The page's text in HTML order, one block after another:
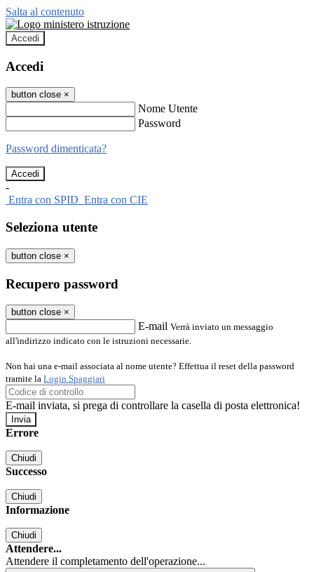
Salta al contenuto
Accedi
Accedi
button close ×
Nome Utente
Password
Password dimenticata?
-
Entra con SPID Entra con CIE
Seleziona utente
button close ×
Recupero password
button close ×
E-mail Verrà inviato un messaggio
all'indirizzo indicato con le istruzioni necessarie.
Non hai una e-mail associata al nome utente? Effettua il reset della password
tramite la Login Spaggiari
E-mail inviata, si prega di controllare la casella di posta elettronica!
Errore
Chiudi
Successo
Chiudi
Informazione
Chiudi
Attendere...
Attendere il completamento dell'operazione...